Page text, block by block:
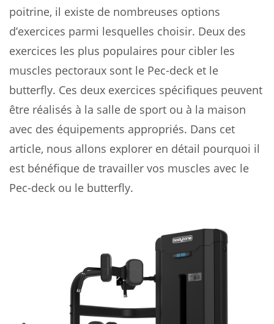
poitrine, il existe de nombreuses options
d’exercices parmi lesquelles choisir. Deux des
exercices les plus populaires pour cibler les
muscles pectoraux sont le Pec-deck et le
butterfly. Ces deux exercices spécifiques peuvent
être réalisés à la salle de sport ou à la maison
avec des équipements appropriés. Dans cet
article, nous allons explorer en détail pourquoi il
est bénéfique de travailler vos muscles avec le
Pec-deck ou le butterfly.